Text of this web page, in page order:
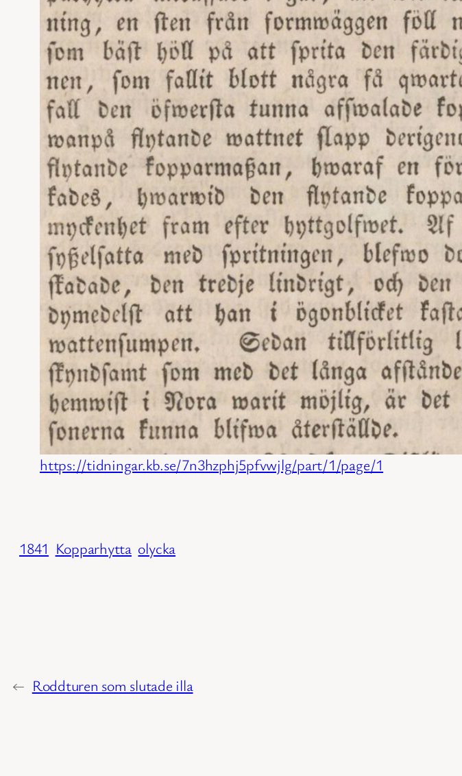
https://tidningar.kb.se/7n3hzphj5pfvwjlg/part/1/page/1
1841 Kopparhytta olycka
← Roddturen som slutade illa